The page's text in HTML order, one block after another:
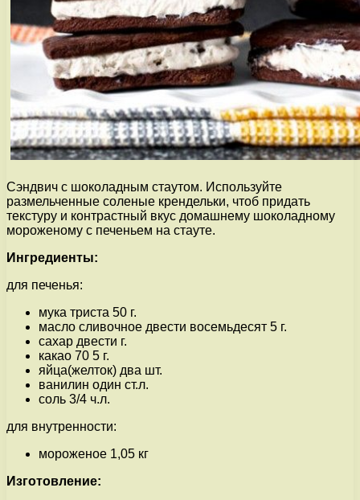
Сэндвич с шоколадным стаутом. Используйте
размельченные соленые крендельки, чтоб придать
текстуру и контрастный вкус домашнему шоколадному
мороженому с печеньем на стауте.
Ингредиенты:
для печенья:
мука триста 50 г.
масло сливочное двести восемьдесят 5 г.
сахар двести г.
какао 70 5 г.
яйца(желток) два шт.
ванилин один ст.л.
соль 3/4 ч.л.
для внутренности:
мороженое 1,05 кг
Изготовление: